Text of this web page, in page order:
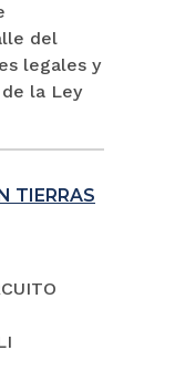
del
legales y
la Ley
TIERRAS